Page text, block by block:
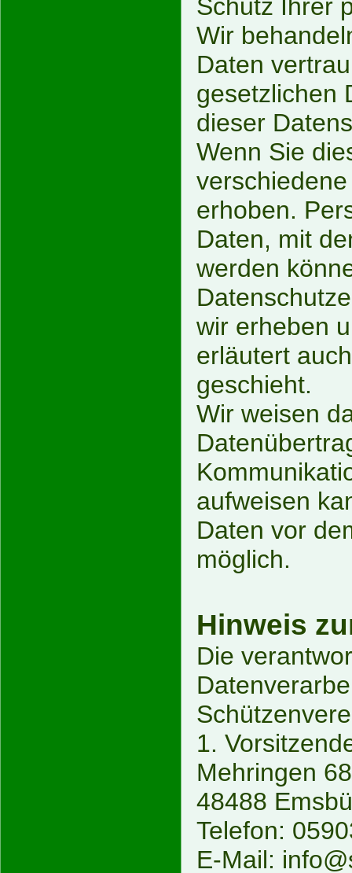
Schutz Ihrer
Wir
Daten
gesetzlichen
dieser
Wenn Sie
erhoben.
Daten, mit
werden
wir erheben
erläutert
geschieht.
Wir weisen
aufweisen
Daten vor
möglich.
Hinweis
Die
1.
Mehringen
48488
Telefon:
E-Mail: